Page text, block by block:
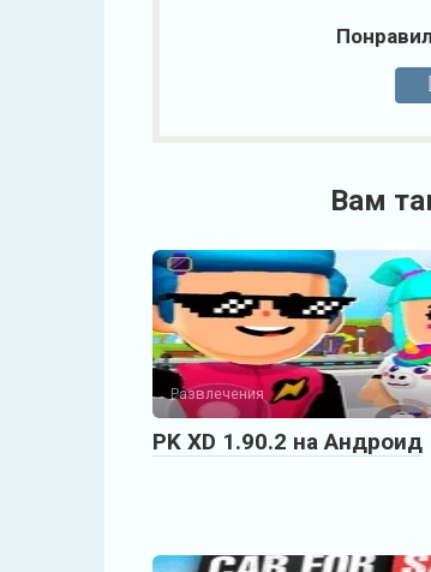
Вам
Развлечения
PK XD 1.90.2 на Андроид